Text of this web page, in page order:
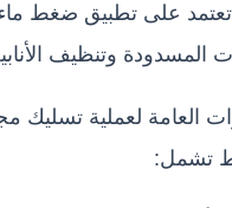
على تطبيق ضغط
المسدودة وتنظيف
العامة لعملية تسليك
تشمل: